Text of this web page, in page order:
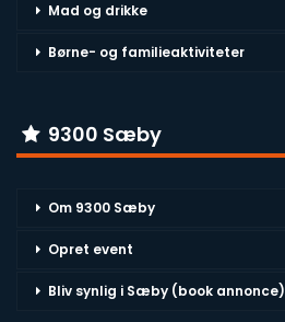
Mad og drikke
Børne- og familieaktiviteter
9300 Sæby
Om 9300 Sæby
Opret event
Bliv synlig i Sæby (book annonce)